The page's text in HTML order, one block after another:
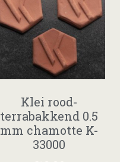
Klei rood-
terrabakkend 0.5
mm chamotte K-
33000